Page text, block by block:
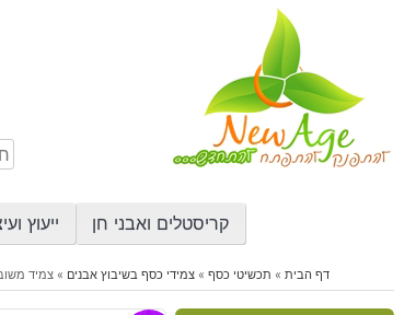
קריסטלים ואבני חן ייעוץ
דף הבית » תכשיטי כסף »צמידי כסף בשיבוץ אבנים »צמיד